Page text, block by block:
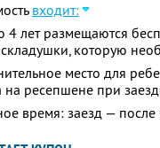
входит:
4 лет размещаются
которую
место для
на ресепшене при
время: заезд —